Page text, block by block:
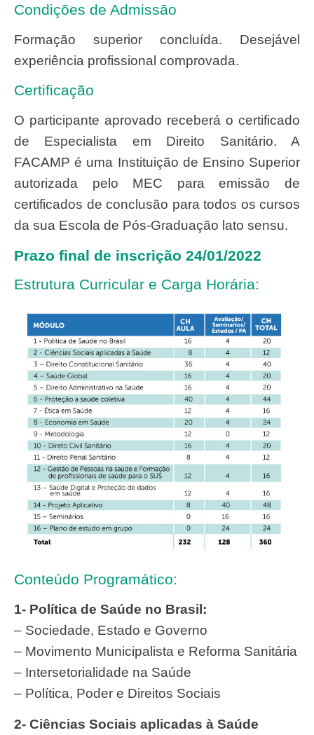
Condições de Admissão
Formação superior concluída. Desejável
experiência profissional comprovada.
Certificação
O participante aprovado receberá o certificado
de Especialista em Direito Sanitário. A
FACAMP é uma Instituição de Ensino Superior
autorizada pelo MEC para emissão de
certificados de conclusão para todos os cursos
da sua Escola de Pós-Graduação lato sensu.
Prazo final de inscrição 24/01/2022
Estrutura Curricular e Carga Horária:
Conteúdo Programático:
1- Política de Saúde no Brasil:
– Sociedade, Estado e Governo
– Movimento Municipalista e Reforma Sanitária
– Intersetorialidade na Saúde
– Política, Poder e Direitos Sociais
2- Ciências Sociais aplicadas à Saúde